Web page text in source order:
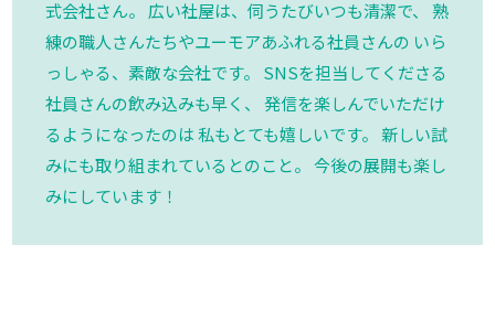
式会社さん。 広い社屋は、伺うたびいつも清潔で、 熟
練の職人さんたちやユーモアあふれる社員さんの いら
っしゃる、素敵な会社です。 SNSを担当してくださる
社員さんの飲み込みも早く、 発信を楽しんでいただけ
るようになったのは 私もとても嬉しいです。 新しい試
みにも取り組まれているとのこと。 今後の展開も楽し
みにしています！